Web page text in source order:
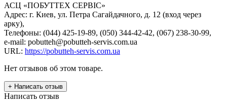
АСЦ «ПОБУТТЕХ СЕРВІС»
Адрес: г. Киев, ул. Петра Сагайдачного, д. 12 (вход через
арку),
Телефоны: (044) 425-19-89, (050) 344-42-42, (067) 238-30-99,
e-mail: pobutteh@pobutteh-servis.com.ua
URL: https://pobutteh-servis.com.ua
Нет отзывов об этом товаре.
+ Написать отзыв
Написать отзыв